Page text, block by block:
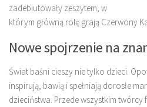
zadebiutowały zeszytem, w
którym główną rolę grają Czerwony
Nowe spojrzenie na
Świat baśni cieszy nie tylko dzieci.
inspirują, bawią i spełniają dorosłe
dzieciństwa. Przede wszystkim twórcy